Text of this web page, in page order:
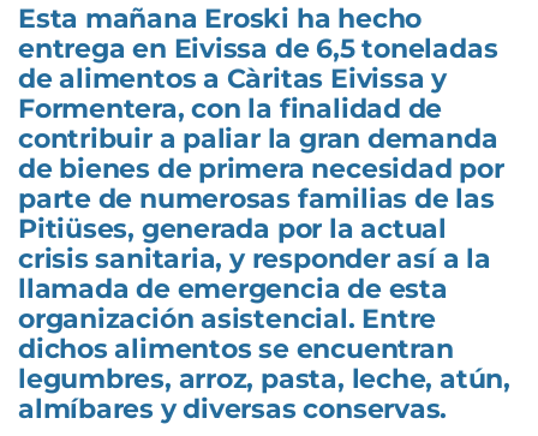
Esta mañana Eroski ha hecho
entrega en Eivissa de 6,5 toneladas
de alimentos a Càritas Eivissa y
Formentera, con la finalidad de
contribuir a paliar la gran demanda
de bienes de primera necesidad por
parte de numerosas familias de las
Pitiüses, generada por la actual
crisis sanitaria, y responder así a la
llamada de emergencia de esta
organización asistencial. Entre
dichos alimentos se encuentran
legumbres, arroz, pasta, leche, atún,
almíbares y diversas conservas.